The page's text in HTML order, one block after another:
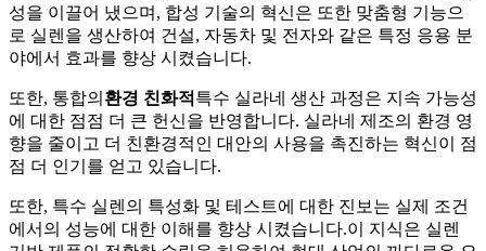
성을 이끌어 냈으며, 합성 기술의 혁신은 또한 맞춤형 기능으
로 실렌을 생산하여 건설, 자동차 및 전자와 같은 특정 응용 분
야에서 효과를 향상 시켰습니다.
또한, 통합의 환경 친화적 특수 실라네 생산 과정은 지속 가능성
에 대한 점점 더 큰 헌신을 반영합니다. 실라네 제조의 환경 영
향을 줄이고 더 친환경적인 대안의 사용을 촉진하는 혁신이 점
점 더 인기를 얻고 있습니다.
또한, 특수 실렌의 특성화 및 테스트에 대한 진보는 실제 조건
에서의 성능에 대한 이해를 향상 시켰습니다.이 지식은 실렌